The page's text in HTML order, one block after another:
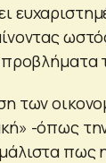
προβλήματα
των
-όπως
πως